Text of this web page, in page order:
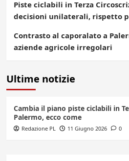
Piste ciclabili in Terza
decisioni unilaterali, rispetto
Contrasto al caporalato a
aziende agricole irregolari
Ultime notizie
Cambia il piano piste ciclabili in
Palermo, ecco come
Redazione PL 11 Giugno 2026 0